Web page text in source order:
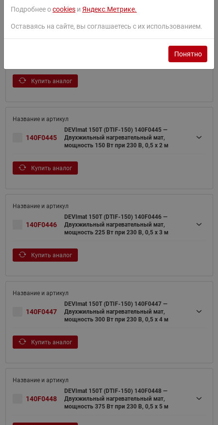
Фильтр
Купить аналог
140F0445
DEVImat 150T (DTIF-150) 140F0445 —
Двухжильный нагревательный мат,
мощность 150 Вт при 230 В, 0,5 х 2 м
Купить аналог
140F0446
DEVImat 150T (DTIF-150) 140F0446 —
Двухжильный нагревательный мат,
мощность 225 Вт при 230 В, 0,5 х 3 м
Купить аналог
140F0447
DEVImat 150T (DTIF-150) 140F0447 —
Двухжильный нагревательный мат,
мощность 300 Вт при 230 В, 0,5 х 4 м
Купить аналог
140F0448
DEVImat 150T (DTIF-150) 140F0448 —
Двухжильный нагревательный мат,
мощность 375 Вт при 230 В, 0,5 х 5 м
Подробнее оcookies и Яндекс.Метрике.
Оставаясь на сайте, вы соглашаетесь с их использованием.
Понятно